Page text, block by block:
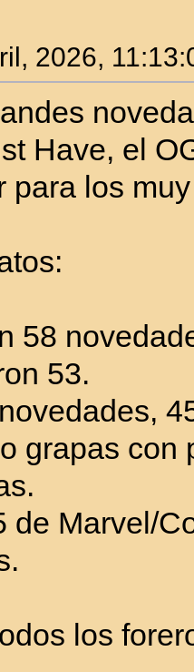
2026,
Have, el
para los
58
53.
grapas con
de Marvel/
los